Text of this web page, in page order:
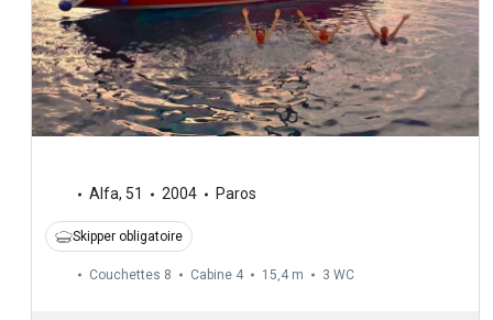
Alfa, 51 2004 Paros
Skipper obligatoire
Couchettes 8 Cabine 4 15,4 m 3 WC